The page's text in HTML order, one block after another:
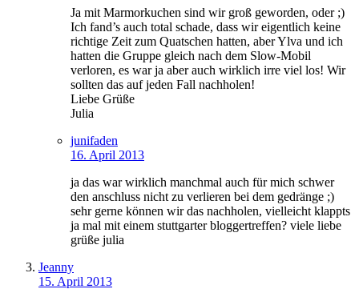
Ja mit Marmorkuchen sind wir groß geworden, oder ;)
Ich fand’s auch total schade, dass wir eigentlich keine
richtige Zeit zum Quatschen hatten, aber Ylva und ich
hatten die Gruppe gleich nach dem Slow-Mobil
verloren, es war ja aber auch wirklich irre viel los! Wir
sollten das auf jeden Fall nachholen!
Liebe Grüße
Julia
junifaden
16. April 2013
ja das war wirklich manchmal auch für mich schwer
den anschluss nicht zu verlieren bei dem gedränge ;)
sehr gerne können wir das nachholen, vielleicht klappts
ja mal mit einem stuttgarter bloggertreffen? viele liebe
grüße julia
Jeanny
15. April 2013